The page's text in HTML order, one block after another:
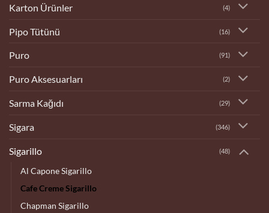
Karton Ürünler (4)
Pipo Tütünü (16)
Puro (91)
Puro Aksesuarları (2)
Sarma Kağıdı (29)
Sigara (346)
Sigarillo (48)
Al Capone Sigarillo
Cafe Creme Sigarillo
Chapman Sigarillo